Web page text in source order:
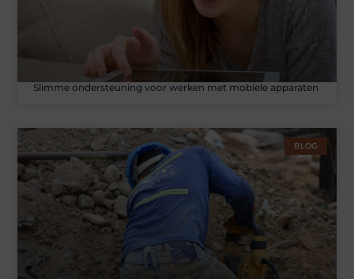
Slimme ondersteuning voor werken met mobiele apparaten
BLOG